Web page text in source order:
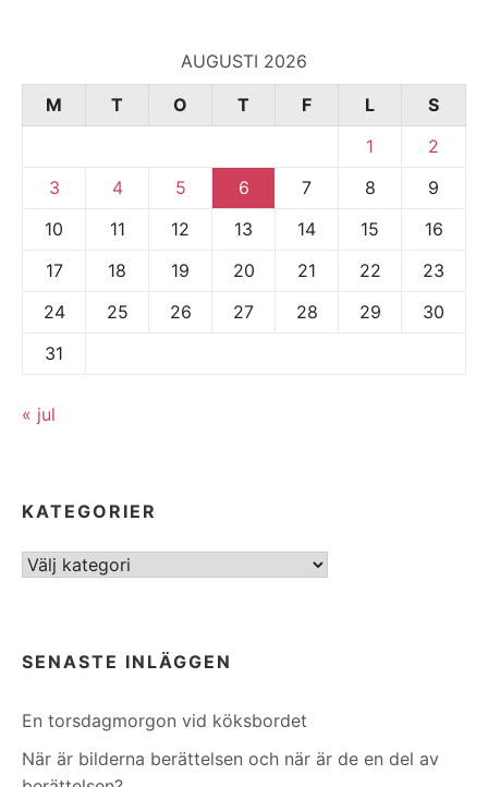
AUGUSTI 2026
M
T O T F L
S
1
2
3
4 5 6 7 8
9
10
11 12 13 14 15
16
17
18 19 20 21 22
23
24
25 26 27 28 29
30
31
« jul
KATEGORIER
Kategorier
SENASTE INLÄGGEN
En torsdagmorgon vid köksbordet
När är bilderna berättelsen och när är de en del av